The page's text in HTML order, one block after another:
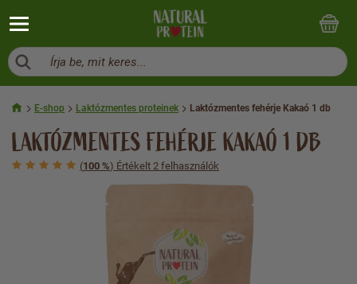
Írja be, mit keres...
E-shop Laktózmentes proteinek Laktózmentes fehérje Kakaó 1 db
LAKTÓZMENTES FEHÉRJE KAKAÓ 1 DB
(100 %) Értékelt 2 felhasználók